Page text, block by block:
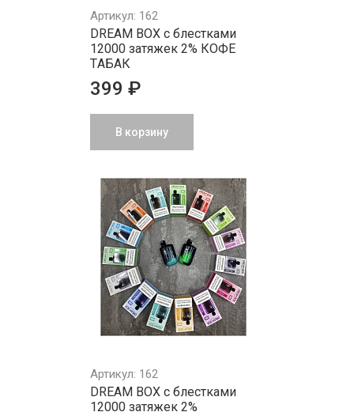
Артикул: 162
DREAM BOX с блестками
12000 затяжек 2% КОФЕ
ТAБAК
399 ₽
В корзину
Артикул: 162
DREAM BOX с блестками
12000 затяжек 2%